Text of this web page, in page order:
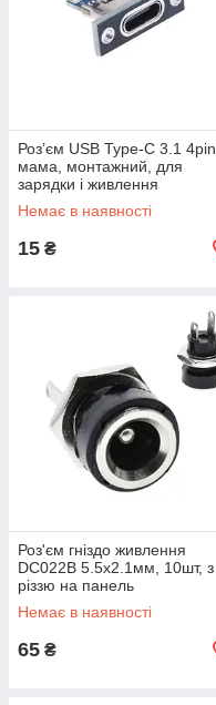
Роз’єм USB Type-C 3.1 4pin,
мама, монтажний, для
зарядки і живлення
Немає в наявності
15 ₴
Роз'єм гніздо живлення
DC022B 5.5x2.1мм, 10шт, з
різзю на панель
Немає в наявності
65 ₴